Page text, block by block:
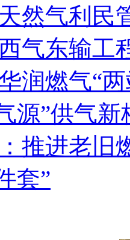
然气利民
气东输工
润燃气“
源”供气新
推进老旧
套”